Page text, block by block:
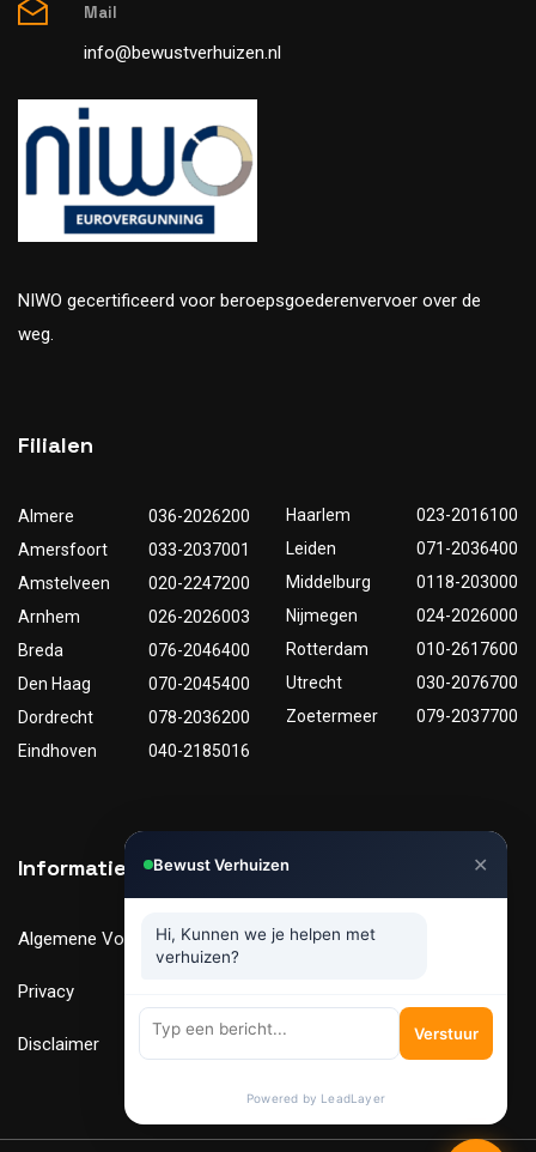
Mail
info@bewustverhuizen.nl
NIWO gecertificeerd voor beroepsgoederenvervoer over de
weg.
Filialen
Almere
036-2026200
Amersfoort
033-2037001
Amstelveen
020-2247200
Arnhem
026-2026003
Breda
076-2046400
Den Haag
070-2045400
Dordrecht
078-2036200
Eindhoven
040-2185016
Haarlem
023-2016100
Leiden
071-2036400
Middelburg
0118-203000
Nijmegen
024-2026000
Rotterdam
010-2617600
Utrecht
030-2076700
Zoetermeer
079-2037700
Informatie
Algemene Voorwaarden
Privacy
Disclaimer
Nuttige links
Tarieven
Bewust Verhuizen ✕
Hi, Kunnen we je helpen met
verhuizen?
Verstuur
Powered by LeadLayer